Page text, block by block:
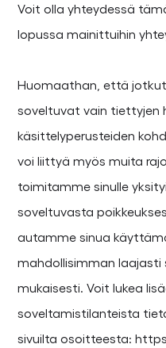
Voit olla yhteydessä
lopussa mainittuihin
Huomaathan, että jotkut
soveltuvat vain tiettyjen
käsittelyperusteiden
voi liittyä myös muita
toimitamme sinulle
soveltuvasta
autamme sinua
mahdollisimman laajasti
mukaisesti. Voit lukea
soveltamistilanteista
sivuilta osoitteesta: